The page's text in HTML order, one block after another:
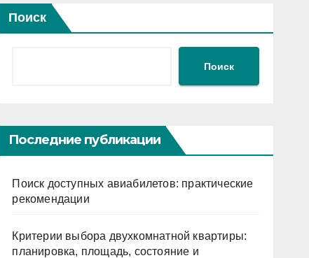
Поиск
Поиск
Последние публикации
Поиск доступных авиабилетов: практические
рекомендации
Критерии выбора двухкомнатной квартиры:
планировка, площадь, состояние и